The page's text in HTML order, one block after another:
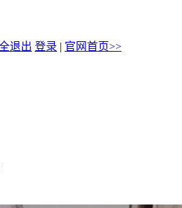
退出 登录 | 官网首页>>